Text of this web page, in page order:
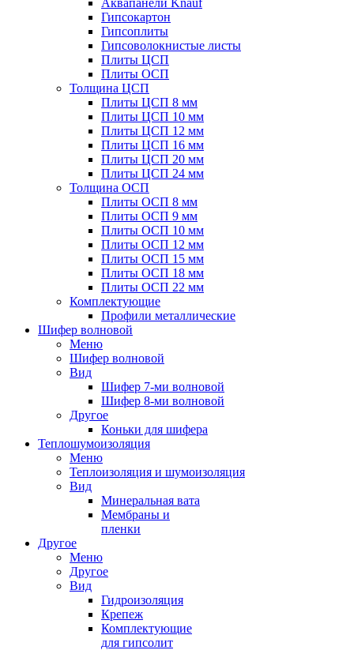
Аквапанели Knauf
Гипсокартон
Гипсоплиты
Гипсоволокнистые листы
Плиты ЦСП
Плиты ОСП
Толщина ЦСП
Плиты ЦСП 8 мм
Плиты ЦСП 10 мм
Плиты ЦСП 12 мм
Плиты ЦСП 16 мм
Плиты ЦСП 20 мм
Плиты ЦСП 24 мм
Толщина ОСП
Плиты ОСП 8 мм
Плиты ОСП 9 мм
Плиты ОСП 10 мм
Плиты ОСП 12 мм
Плиты ОСП 15 мм
Плиты ОСП 18 мм
Плиты ОСП 22 мм
Комплектующие
Профили металлические
Шифер волновой
Меню
Шифер волновой
Вид
Шифер 7-ми волновой
Шифер 8-ми волновой
Другое
Коньки для шифера
Теплошумоизоляция
Меню
Теплоизоляция и шумоизоляция
Вид
Минеральная вата
Мембраны и
пленки
Другое
Меню
Другое
Вид
Гидроизоляция
Крепеж
Комплектующие
для гипсолит